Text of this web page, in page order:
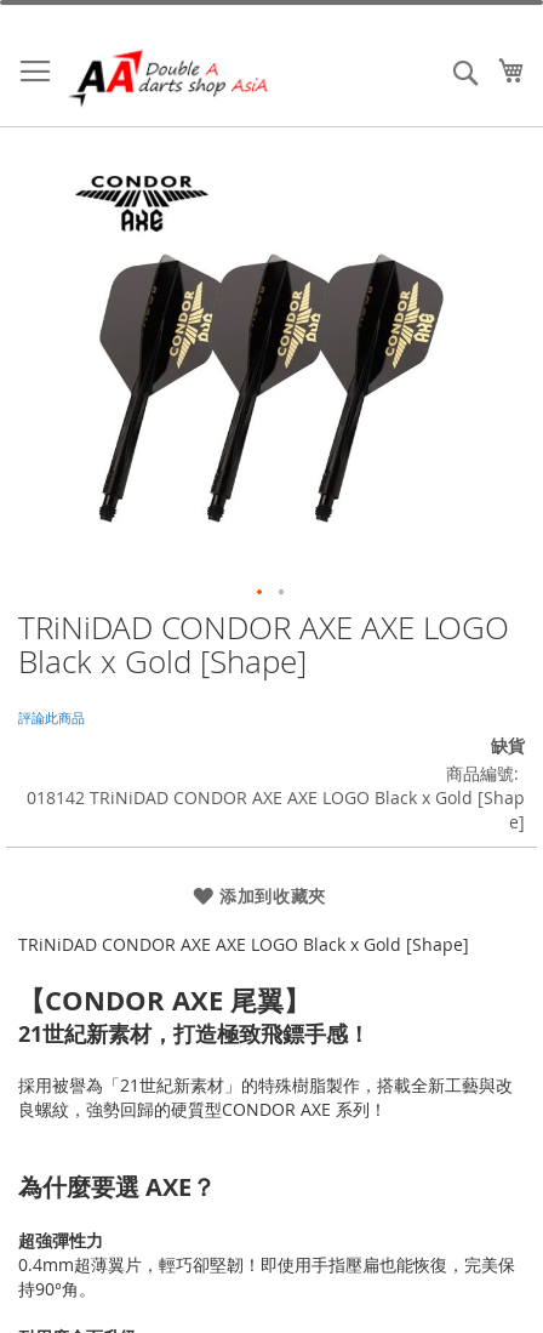
跳
內
容
搜索
TRiNiDAD CONDOR AXE AXE LOGO
Black x Gold [Shape]
評論此商品
缺貨
商品編號
018142 TRiNiDAD CONDOR AXE AXE LOGO Black x Gold [Shap
e]
添加到收藏夾
TRiNiDAD CONDOR AXE AXE LOGO Black x Gold [Shape]
【CONDOR AXE 尾翼】
21世紀新素材，打造極致飛鏢手感！
採用被譽為「21世紀新素材」的特殊樹脂製作，搭載全新工藝與改
良螺紋，強勢回歸的硬質型CONDOR AXE 系列！
為什麼要選 AXE？
超強彈性力
0.4mm超薄翼片，輕巧卻堅韌！即使用手指壓扁也能恢復，完美保
持90°角。
Skip
to
the
of
gallery